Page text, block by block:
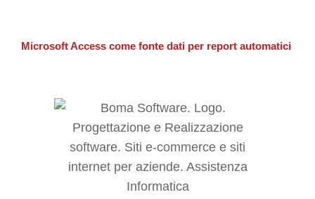
Microsoft Access come fonte dati per report automatici